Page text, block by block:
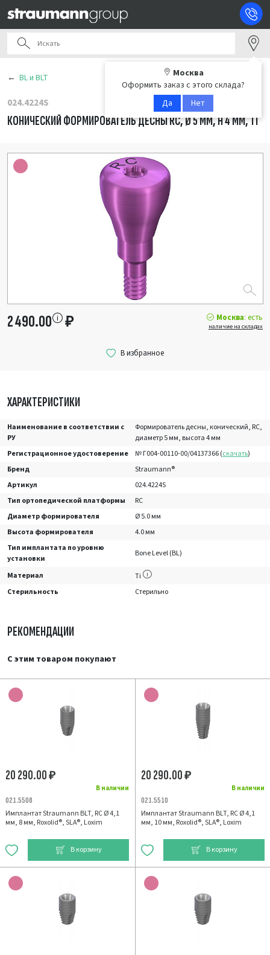
Москва
Оформить заказ с этого склада?
Да
Нет
BL и BLT
024.4224S
КОНИЧЕСКИЙ ФОРМИРОВАТЕЛЬ ДЕСНЫ RC, Ø 5 ММ, H 4 ММ, TI
ХАРАКТЕРИСТИКИ
Наименование в соответствии с
РУ
Формирователь десны, конический, RC,
диаметр 5 мм, высота 4 мм
Регистрационное удостоверение
№ Г004-00110-00/04137366 (скачать)
Бренд
Straumann®
Артикул
024.4224S
Тип ортопедической платформы
RC
Диаметр формирователя
Ø 5.0 мм
Высота формирователя
4.0 мм
Тип имплантата по уровню
установки
Bone Level (BL)
Материал
Ti
Стерильность
Стерильно
2 490.00 ₽ Москва: есть
наличие на складах
РЕКОМЕНДАЦИИ
С этим товаром покупают
В наличии
20 290.00₽
021.5508
Имплантат Straumann BLT, RC Ø 4,1
мм, 8 мм, Roxolid®, SLA®, Loxim
В корзину
В наличии
20 290.00₽
021.5510
Имплантат Straumann BLT, RC Ø 4,1
мм, 10 мм, Roxolid®, SLA®, Loxim
В корзину